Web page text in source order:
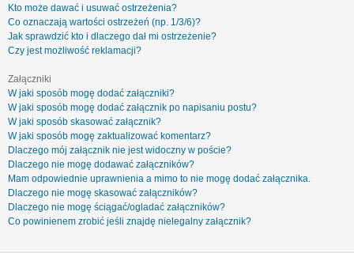
Kto może dawać i usuwać ostrzeżenia?
Co oznaczają wartości ostrzeżeń (np. 1/3/6)?
Jak sprawdzić kto i dlaczego dał mi ostrzeżenie?
Czy jest możliwość reklamacji?
Załączniki
W jaki sposób mogę dodać załączniki?
W jaki sposób mogę dodać załącznik po napisaniu postu?
W jaki sposób skasować załącznik?
W jaki sposób mogę zaktualizować komentarz?
Dlaczego mój załącznik nie jest widoczny w poście?
Dlaczego nie mogę dodawać załączników?
Mam odpowiednie uprawnienia a mimo to nie mogę dodać załącznika.
Dlaczego nie mogę skasować załączników?
Dlaczego nie mogę ściągać/ogladać załączników?
Co powinienem zrobić jeśli znajdę nielegalny załącznik?